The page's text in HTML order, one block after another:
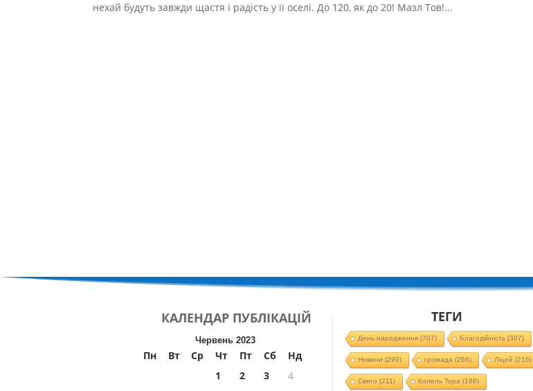
нехай будуть завжди щастя і радість у її оселі. До 120, як до 20! Мазл Тов!...
КАЛЕНДАР ПУБЛІКАЦІЙ
Червень 2023
Пн Вт Ср Чт Пт Сб
Нд
1
2 3
4
ТЕГИ
День народження(707) Благодійність (307)
Новини (299) громада (266) Ліцей (216)
Свято (211) Колель Тора (188)